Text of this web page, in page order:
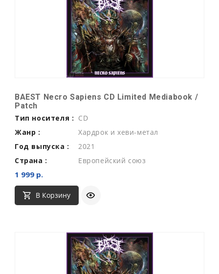
BAEST Necro Sapiens CD Limited Mediabook /
Patch
Тип носителя : CD
Жанр :
Хардрок и хеви-метал
Год выпуска :
2021
Страна :
Европейский союз
1 999 р.
В Корзину